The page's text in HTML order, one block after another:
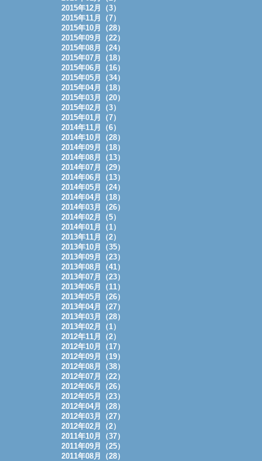
2015年12月（3）
2015年11月（7）
2015年10月（28）
2015年09月（22）
2015年08月（24）
2015年07月（18）
2015年06月（16）
2015年05月（34）
2015年04月（18）
2015年03月（20）
2015年02月（3）
2015年01月（7）
2014年11月（6）
2014年10月（28）
2014年09月（18）
2014年08月（13）
2014年07月（29）
2014年06月（13）
2014年05月（24）
2014年04月（18）
2014年03月（26）
2014年02月（5）
2014年01月（1）
2013年11月（2）
2013年10月（35）
2013年09月（23）
2013年08月（41）
2013年07月（23）
2013年06月（11）
2013年05月（26）
2013年04月（27）
2013年03月（28）
2013年02月（1）
2012年11月（2）
2012年10月（17）
2012年09月（19）
2012年08月（38）
2012年07月（22）
2012年06月（26）
2012年05月（23）
2012年04月（28）
2012年03月（27）
2012年02月（2）
2011年10月（37）
2011年09月（25）
2011年08月（28）